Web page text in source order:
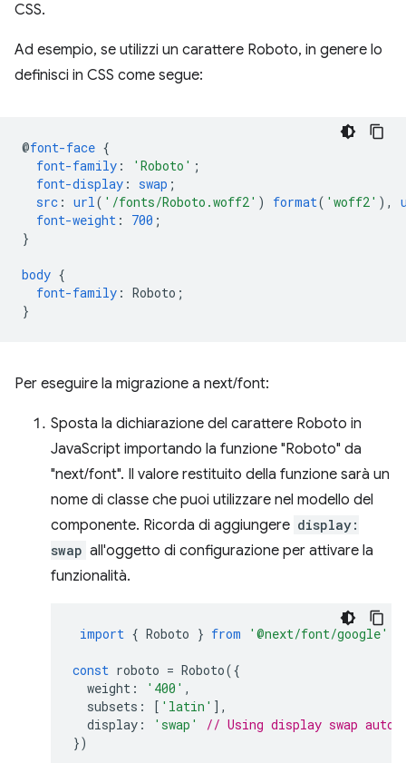
CSS.
​​Ad esempio, se utilizzi un carattere Roboto, in genere lo
definisci in CSS come segue:
@font-face {
font-family : 'Roboto' ;
font-display : swap ;
src : url( '/fonts/Roboto.woff2' ) format( 'woff2' ),
font-weight : 700 ;
}
body {
font-family : Roboto ;
}
Per eseguire la migrazione a next/font:
Sposta la dichiarazione del carattere Roboto in
JavaScript importando la funzione "Roboto" da
"next/font". Il valore restituito della funzione sarà un
nome di classe che puoi utilizzare nel modello del
componente. Ricorda di aggiungere display:
swap all'oggetto di configurazione per attivare la
funzionalità.
import { Roboto } from '@next/font/google'
const roboto = Roboto({
weight : '400' ,
subsets : [ 'latin' ],
display : 'swap'
// Using display swap
})